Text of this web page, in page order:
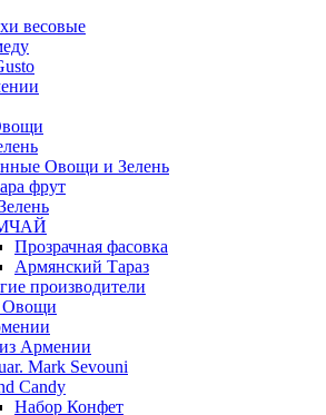
весовые
Овощи и Зелень
фрут
Прозрачная фасовка
Армянский Тараз
производители
Армении
Mark Sevouni
Candy
Набор Конфет